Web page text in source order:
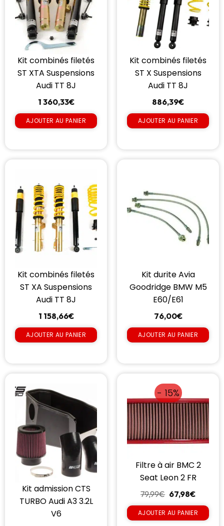
Kit combinés filetés
ST XTA Suspensions
Audi TT 8J
1 360,33€
AJOUTER AU PANIER
Kit combinés filetés
ST X Suspensions
Audi TT 8J
886,39€
AJOUTER AU PANIER
Kit combinés filetés
ST XA Suspensions
Audi TT 8J
1 158,66€
AJOUTER AU PANIER
Kit durite Avia
Goodridge BMW M5
E60/E61
76,00€
AJOUTER AU PANIER
Kit admission CTS
TURBO Audi A3 3.2L
V6
- 15%
Filtre à air BMC 2
Seat Leon 2 FR
79,99€ 67,98€
AJOUTER AU PANIER